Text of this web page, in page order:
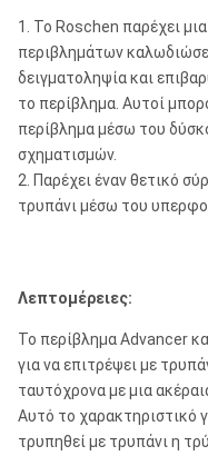
1. Το Roschen παρέχει
περιβλημάτων
δειγματοληψία και
το περίβλημα. Αυτοί
περίβλημα μέσω του
σχηματισμών.
2. Παρέχει έναν θετικό
τρυπάνι μέσω του
Λεπτομέρειες:
Το περίβλημα Advancer
για να επιτρέψει με
ταυτόχρονα με μια
Αυτό το χαρακτηριστικό
τρυπηθεί με τρυπάνι η